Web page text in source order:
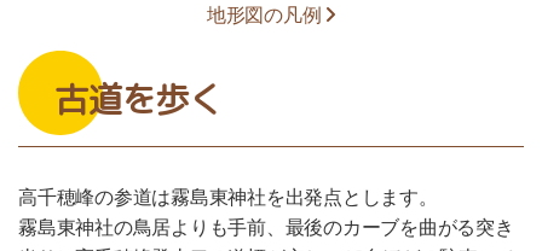
地形図の凡例
古道を歩く
高千穂峰の参道は霧島東神社を出発点とします。
霧島東神社の鳥居よりも手前、最後のカーブを曲がる突き